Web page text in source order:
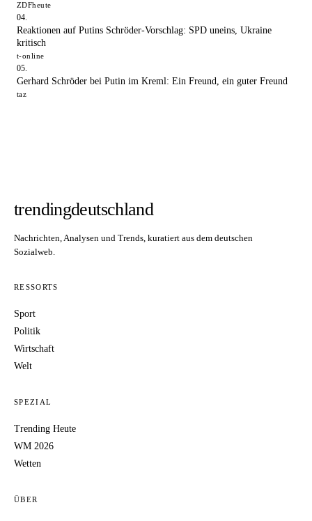
ZDFheute
Reaktionen auf Putins Schröder-Vorschlag: SPD uneins, Ukraine
kritisch
t-online
Gerhard Schröder bei Putin im Kreml: Ein Freund, ein guter Freund
taz
trendingdeutschland
Nachrichten, Analysen und Trends, kuratiert aus dem deutschen
Sozialweb.
RESSORTS
Sport
Politik
Wirtschaft
Welt
SPEZIAL
Trending Heute
WM 2026
Wetten
ÜBER